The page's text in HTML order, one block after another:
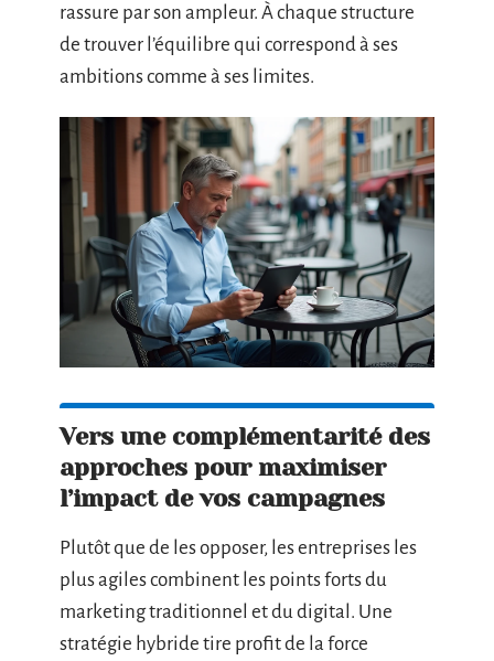
rassure par son ampleur. À chaque structure
de trouver l’équilibre qui correspond à ses
ambitions comme à ses limites.
Vers une complémentarité des
approches pour maximiser
l’impact de vos campagnes
Plutôt que de les opposer, les entreprises les
plus agiles combinent les points forts du
marketing traditionnel et du digital. Une
stratégie hybride tire profit de la force